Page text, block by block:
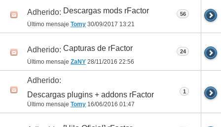
Adherido: Descargas mods rFactor
Último mensaje Tomy 30/09/2017 13:21
56
Adherido: Capturas de rFactor
Último mensaje ZaNY 28/11/2016 22:56
24
Adherido:
Descargas plugins + addons rFactor
Último mensaje Tomy 16/06/2016 01:47
1